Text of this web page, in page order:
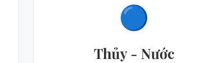
🔵
Thủy - Nước